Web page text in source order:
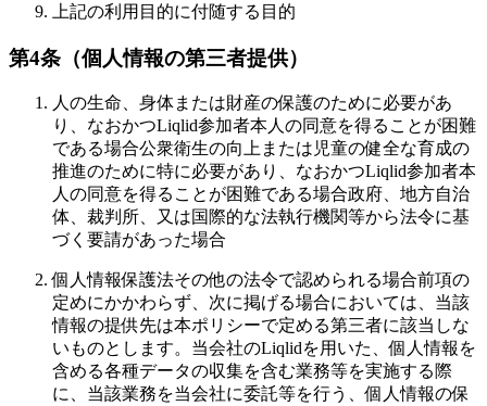
上記の利用目的に付随する目的
第4条（個人情報の第三者提供）
人の生命、身体または財産の保護のために必要があ
り、なおかつLiqlid参加者本人の同意を得ることが困難
である場合公衆衛生の向上または児童の健全な育成の
推進のために特に必要があり、なおかつLiqlid参加者本
人の同意を得ることが困難である場合政府、地方自治
体、裁判所、又は国際的な法執行機関等から法令に基
づく要請があった場合
個人情報保護法その他の法令で認められる場合前項の
定めにかかわらず、次に掲げる場合においては、当該
情報の提供先は本ポリシーで定める第三者に該当しな
いものとします。当会社のLiqlidを用いた、個人情報を
含める各種データの収集を含む業務等を実施する際
に、当該業務を当会社に委託等を行う、個人情報の保